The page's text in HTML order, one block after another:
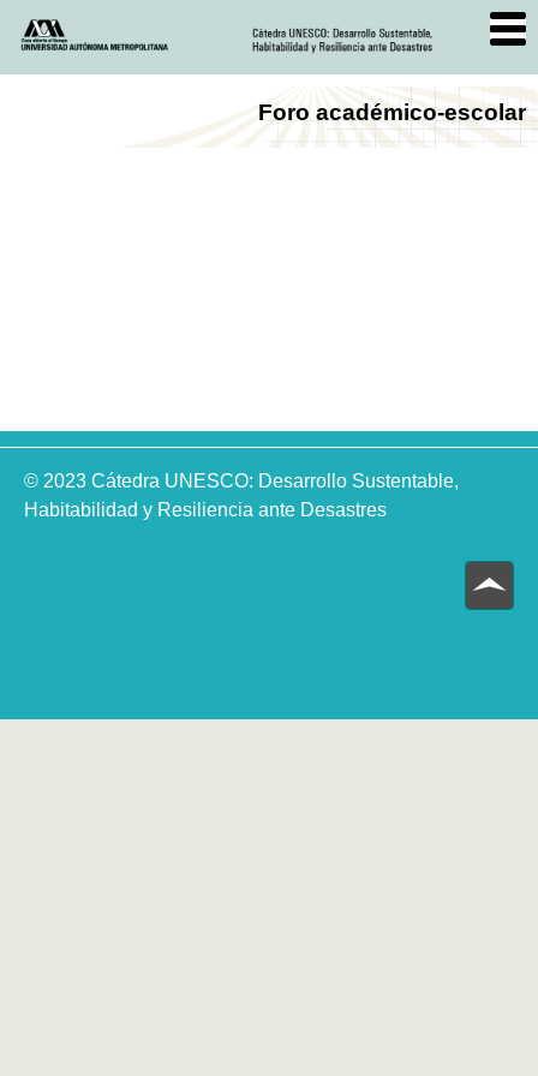
Foro académico-escolar
© 2023 Cátedra UNESCO: Desarrollo Sustentable,
Habitabilidad y Resiliencia ante Desastres